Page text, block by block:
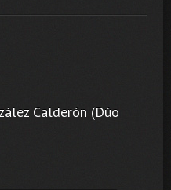
Calderón (Dúo